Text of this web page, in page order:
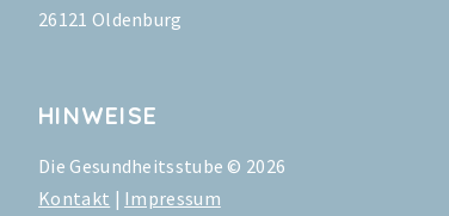
26121 Oldenburg
HINWEISE
Die Gesundheitsstube © 2026
Kontakt | Impressum